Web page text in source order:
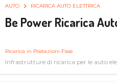
AUTO RICARICA AUTO ELETTRICA
Be Power Ricarica
Ricarica in Postazioni Fisse
Infrastrutture di ricarica per le auto